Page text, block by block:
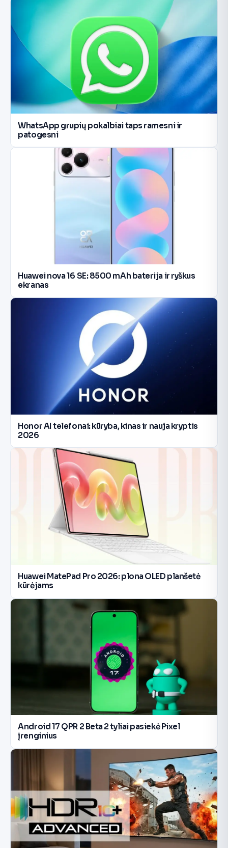
WhatsApp grupių pokalbiai taps ramesni ir
patogesni
Huawei nova 16 SE: 8500 mAh baterija ir ryškus
ekranas
Honor AI telefonai: kūryba, kinas ir nauja kryptis
2026
Huawei MatePad Pro 2026: plona OLED planšetė
kūrėjams
Android 17 QPR 2 Beta 2 tyliai pasiekė Pixel
įrenginius